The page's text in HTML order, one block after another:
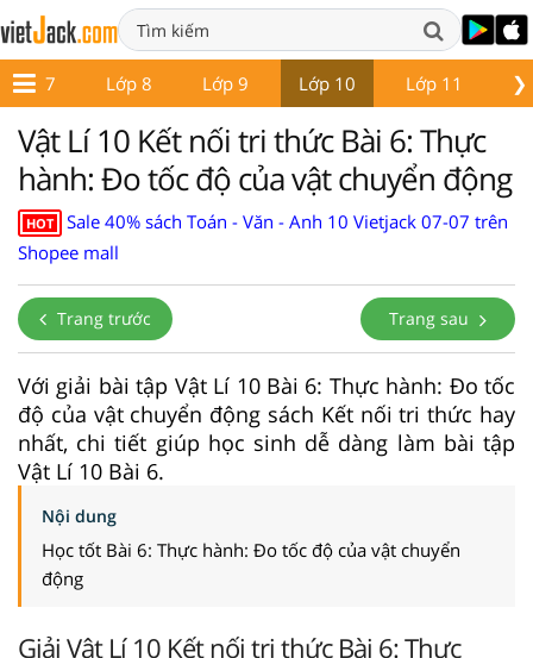
❯
Lớp 7 Lớp 8 Lớp 9 Lớp 10 Lớp 11
Vật Lí 10 Kết nối tri thức Bài 6: Thực
hành: Đo tốc độ của vật chuyển động
HOT
Sale 40% sách Toán - Văn - Anh 10 Vietjack 07-07 trên
Shopee mall
Trang trước Trang sau
Với giải bài tập Vật Lí 10 Bài 6: Thực hành: Đo tốc
độ của vật chuyển động sách Kết nối tri thức hay
nhất, chi tiết giúp học sinh dễ dàng làm bài tập
Vật Lí 10 Bài 6.
Nội dung
Học tốt Bài 6: Thực hành: Đo tốc độ của vật chuyển
động
Giải Vật Lí 10 Kết nối tri thức Bài 6: Thực